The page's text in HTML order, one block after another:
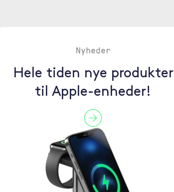
Nyheder
Hele tiden nye produkter
til Apple-enheder!